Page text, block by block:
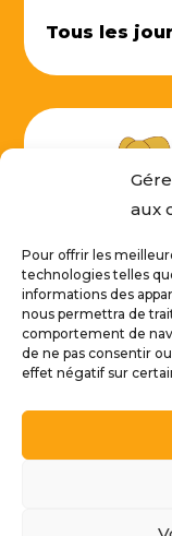
aux
Pour offrir les
technologies telles
informations des
nous permettra de
comportement de
de ne pas consentir
effet négatif sur
Tous les
© Tous droits